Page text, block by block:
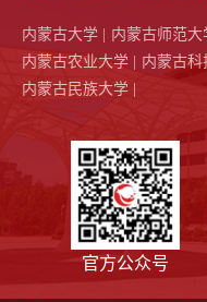
内蒙古大学 | 内蒙古师范大
内蒙古农业大学 |
内蒙古科
内蒙古民族大学 |
官方公众号